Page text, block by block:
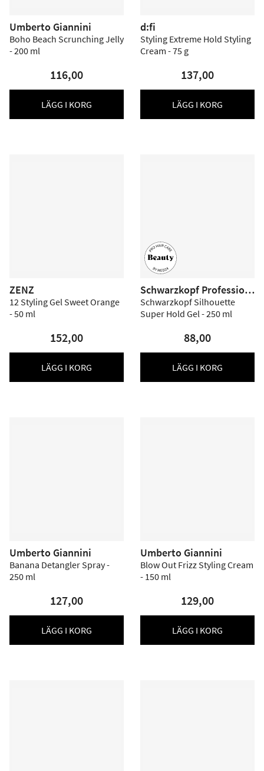
Umberto Giannini
Boho Beach Scrunching Jelly
- 200 ml
116,00
LÄGG I KORG
d:fi
Styling Extreme Hold Styling
Cream - 75 g
137,00
LÄGG I KORG
ZENZ
12 Styling Gel Sweet Orange
- 50 ml
152,00
LÄGG I KORG
Schwarzkopf Profession
al
Schwarzkopf Silhouette
Super Hold Gel - 250 ml
88,00
LÄGG I KORG
Umberto Giannini
Banana Detangler Spray -
250 ml
127,00
LÄGG I KORG
Umberto Giannini
Blow Out Frizz Styling Cream
- 150 ml
129,00
LÄGG I KORG